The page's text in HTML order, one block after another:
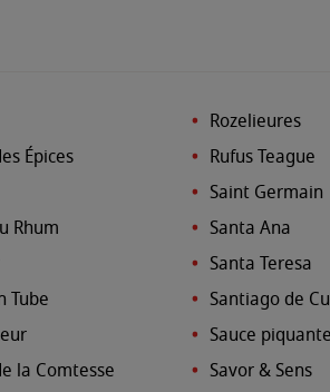
Épices
Rhum
Tube
la Comtesse
Rozelieures
Rufus Teague
Saint Germain
Santa Ana
Santa Teresa
Santiago de
Sauce piquante
Savor & Sens